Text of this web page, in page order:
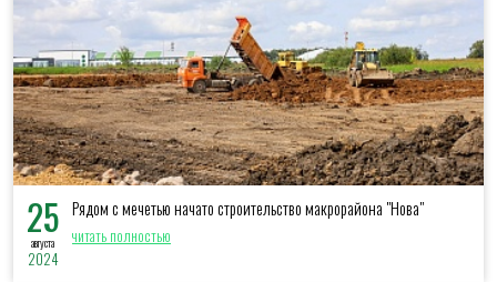
25
августа
2024
Рядом с мечетью начато строительство макрорайона "Нова"
читать полностью